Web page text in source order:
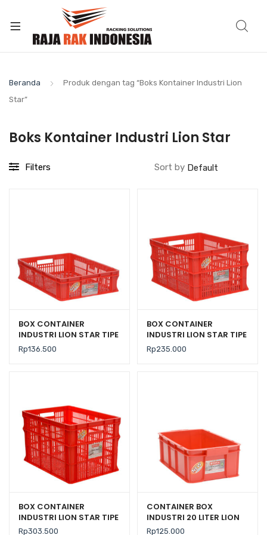
Beranda
Produk dengan tag “Boks Kontainer Industri Lion
Star”
Boks Kontainer Industri Lion Star
Filters Sort by
BOX CONTAINER
INDUSTRI LION STAR TIPE
IC-27 FORTE CRATE 301
UK. 600 x 425 x 140 MM
Rp136.500
BOX CONTAINER
INDUSTRI LION STAR TIPE
IC-28 FORTE CRATE 302
Rp235.000
BOX CONTAINER
INDUSTRI LION STAR TIPE
IC-29 FORTE CRATE 303
Rp303.500
CONTAINER BOX
INDUSTRI 20 LITER LION
STAR IC-36 FORTE
Rp125.000